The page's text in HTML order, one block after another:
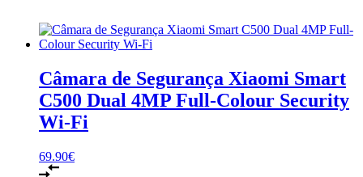
Câmara de Segurança Xiaomi Smart
C500 Dual 4MP Full-Colour Security
Wi-Fi
69.90€